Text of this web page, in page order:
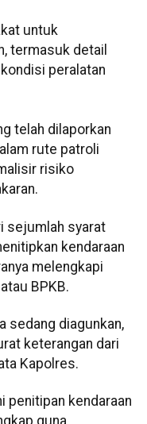
untuk
termasuk detail
peralatan
telah dilaporkan
rute patroli
risiko
sejumlah syarat
kendaraan
melengkapi
BPKB.
sedang diagunkan,
keterangan dari
Kapolres.
penitipan kendaraan